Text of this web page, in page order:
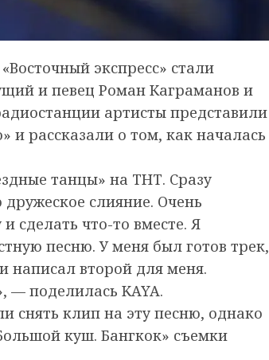
экспресс» стали
и певец Роман Каграманов и
артисты представили
и рассказали о том, как началась
танцы» на ТНТ. Сразу
слияние. Очень
сделать что-то вместе. Я
песню. У меня был готов трек,
написал второй для меня.
— поделилась KAYA.
снять клип на эту песню, однако
куш. Бангкок» съемки